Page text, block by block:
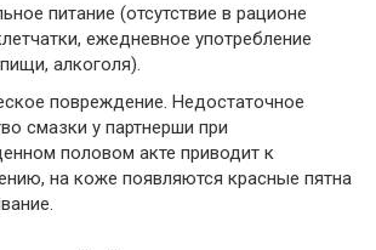
питание (отсутствие в рационе
ежедневное употребление
алкоголя).
повреждение. Недостаточное
смазки у партнерши при
половом акте приводит к
на коже появляются красные пятна